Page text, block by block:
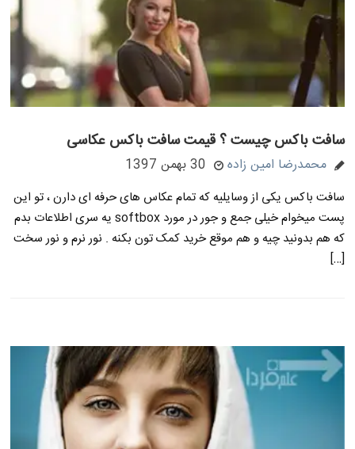
سافت باکس چیست ؟ قیمت سافت باکس عکاسی
محمدرضا امین زاده 30 بهمن 1397
سافت باکس یکی از وسایلیه که تمام عکاس های حرفه ای دارن ، تو این
پست میخوام خیلی جمع و جور در مورد softbox یه سری اطلاعات بدم
که هم بدونید چیه و هم موقع خرید کمک تون بکنه . نور نرم و نور سخت
[…]